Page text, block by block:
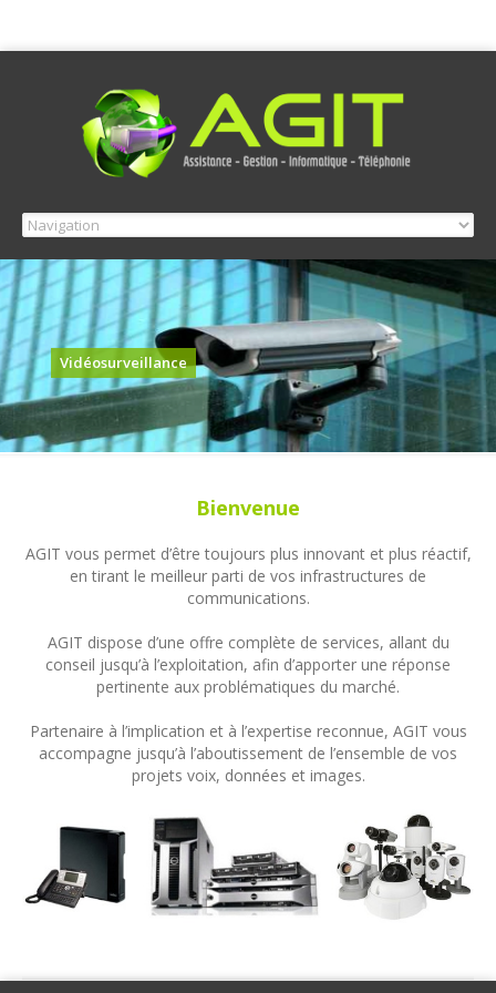
Vidéosurveillance
Bienvenue
AGIT vous permet d’être toujours plus innovant et plus réactif,
en tirant le meilleur parti de vos infrastructures de
communications.
AGIT dispose d’une offre complète de services, allant du
conseil jusqu’à l’exploitation, afin d’apporter une réponse
pertinente aux problématiques du marché.
Partenaire à l’implication et à l’expertise reconnue, AGIT vous
accompagne jusqu’à l’aboutissement de l’ensemble de vos
projets voix, données et images.